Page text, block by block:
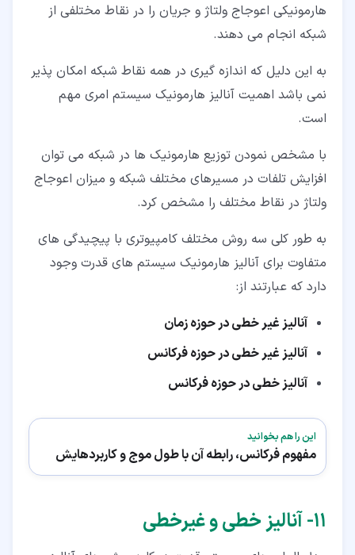
هارمونیکی اعوجاج ولتاژ و جریان را در نقاط مختلفی از
شبکه انجام می دهند.
به این دلیل که اندازه گیری در همه نقاط شبکه امکان پذیر
نمی باشد اهمیت آنالیز هارمونیک سیستم امری مهم
است.
با مشخص نمودن توزیع هارمونیک ها در شبکه می توان
افزایش تلفات در مسیرهای مختلف شبکه و میزان اعوجاج
ولتاژ در نقاط مختلف را مشخص کرد.
به طور کلی سه روش مختلف کامپیوتری با پیچیدگی های
متفاوت برای آنالیز هارمونیک سیستم های قدرت وجود
دارد که عبارتند از:
آنالیز غیر خطی در حوزه زمان
آنالیز غیر خطی در حوزه فرکانس
آنالیز خطی در حوزه فرکانس
این را هم بخوانید
مفهوم فرکانس، رابطه آن با طول موج و کاربردهایش
۱۱‏- آنالیز خطی و غیرخطی